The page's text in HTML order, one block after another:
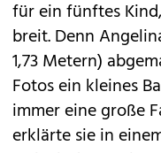
für ein fünftes
breit. Denn
1,73 Metern)
Fotos ein kleines
immer eine große
erklärte sie in